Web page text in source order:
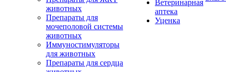
животных
Препараты для
мочеполовой системы
животных
Иммуностимуляторы
для животных
Препараты для сердца
Ветеринарная
аптека
Уценка